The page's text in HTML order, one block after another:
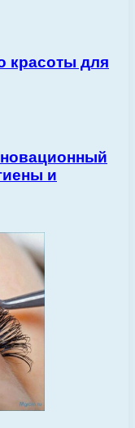
красоты для
и